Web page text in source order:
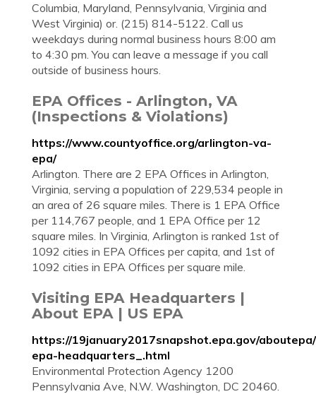
Columbia, Maryland, Pennsylvania, Virginia and
West Virginia) or. (215) 814-5122. Call us
weekdays during normal business hours 8:00 am
to 4:30 pm. You can leave a message if you call
outside of business hours.
EPA Offices - Arlington, VA
(Inspections & Violations)
https://www.countyoffice.org/arlington-va-
epa/
Arlington. There are 2 EPA Offices in Arlington,
Virginia, serving a population of 229,534 people in
an area of 26 square miles. There is 1 EPA Office
per 114,767 people, and 1 EPA Office per 12
square miles. In Virginia, Arlington is ranked 1st of
1092 cities in EPA Offices per capita, and 1st of
1092 cities in EPA Offices per square mile.
Visiting EPA Headquarters |
About EPA | US EPA
https://19january2017snapshot.epa.gov/
epa-headquarters_.html
Environmental Protection Agency 1200
Pennsylvania Ave, N.W. Washington, DC 20460.